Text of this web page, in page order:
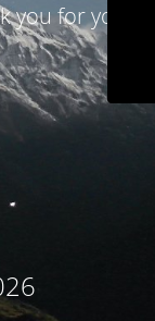
you for your